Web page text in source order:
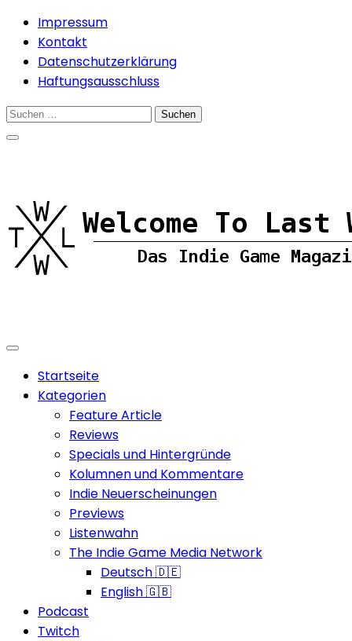
Skip
content
Impressum
Kontakt
Datenschutzerklärung
Haftungsausschluss
Suchen
nach:
Startseite
Kategorien
Feature Article
Reviews
Specials und Hintergründe
Kolumnen und Kommentare
Indie Neuerscheinungen
Previews
Listenwahn
The Indie Game Media Network
Deutsch 🇩🇪
English 🇬🇧
Podcast
Twitch